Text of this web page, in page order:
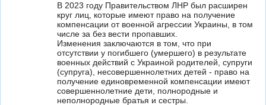
В 2023 году Правительством ЛНР был расширен
круг лиц, которые имеют право на получение
компенсации от военной агрессии Украины, в том
числе за без вести пропавших.
Изменения заключаются в том, что при
отсутствии у погибшего (умершего) в результате
военных действий с Украиной родителей, супруги
(супруга), несовершеннолетних детей - право на
получение единовременной компенсации имеют
совершеннолетние дети, полнородные и
неполнородные братья и сестры.